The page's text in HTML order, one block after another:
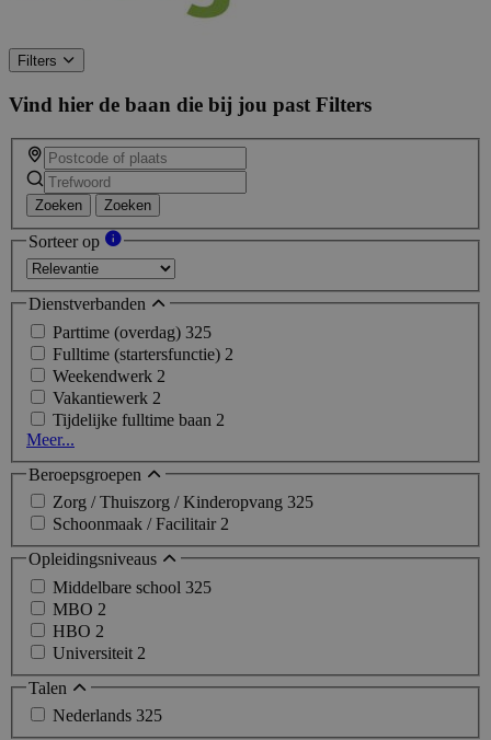
Filters
Vind hier de baan die bij jou past Filters
Zoeken Zoeken
Sorteer op
Dienstverbanden
Parttime (overdag) 325
Fulltime (startersfunctie) 2
Weekendwerk 2
Vakantiewerk 2
Tijdelijke fulltime baan 2
Meer...
Beroepsgroepen
Zorg / Thuiszorg / Kinderopvang 325
Schoonmaak / Facilitair 2
Opleidingsniveaus
Middelbare school 325
MBO 2
HBO 2
Universiteit 2
Talen
Nederlands 325